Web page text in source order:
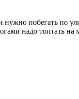
нужно побегать по
надо топтать на